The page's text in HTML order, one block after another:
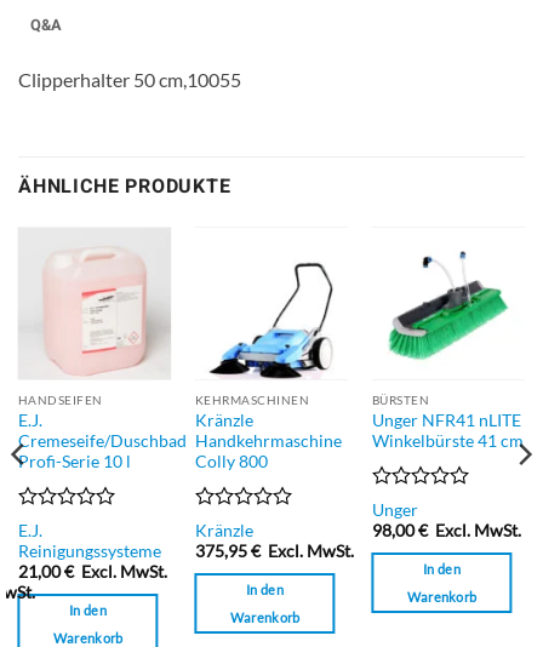
Q&A
Clipperhalter 50 cm,10055
ÄHNLICHE PRODUKTE
HANDSEIFEN
E.J.
Cremeseife/Duschbad
Profi-Serie 10 l
Bewertet
mit
0
von
5
E.J.
Reinigungssysteme
21,00€ Excl. MwSt.
In den
Warenkorb
KEHRMASCHINEN
Kränzle
Handkehrmaschine
Colly 800
Bewertet
mit
0
Kränzle
375,95€ Excl. MwSt.
In den
Warenkorb
BÜRSTEN
Unger NFR41 nLITE
Winkelbürste 41 cm
Bewertet
mit
0
Unger
98,00€ Excl. MwSt.
In den
Warenkorb